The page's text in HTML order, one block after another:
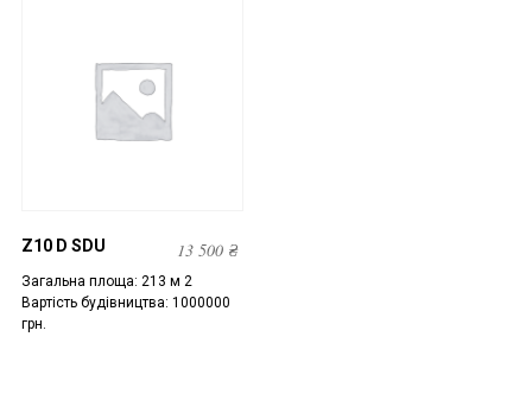
Z10 D SDU 13 500₴
Загальна площа: 213 м 2
Вартість будівництва: 1000000
грн.